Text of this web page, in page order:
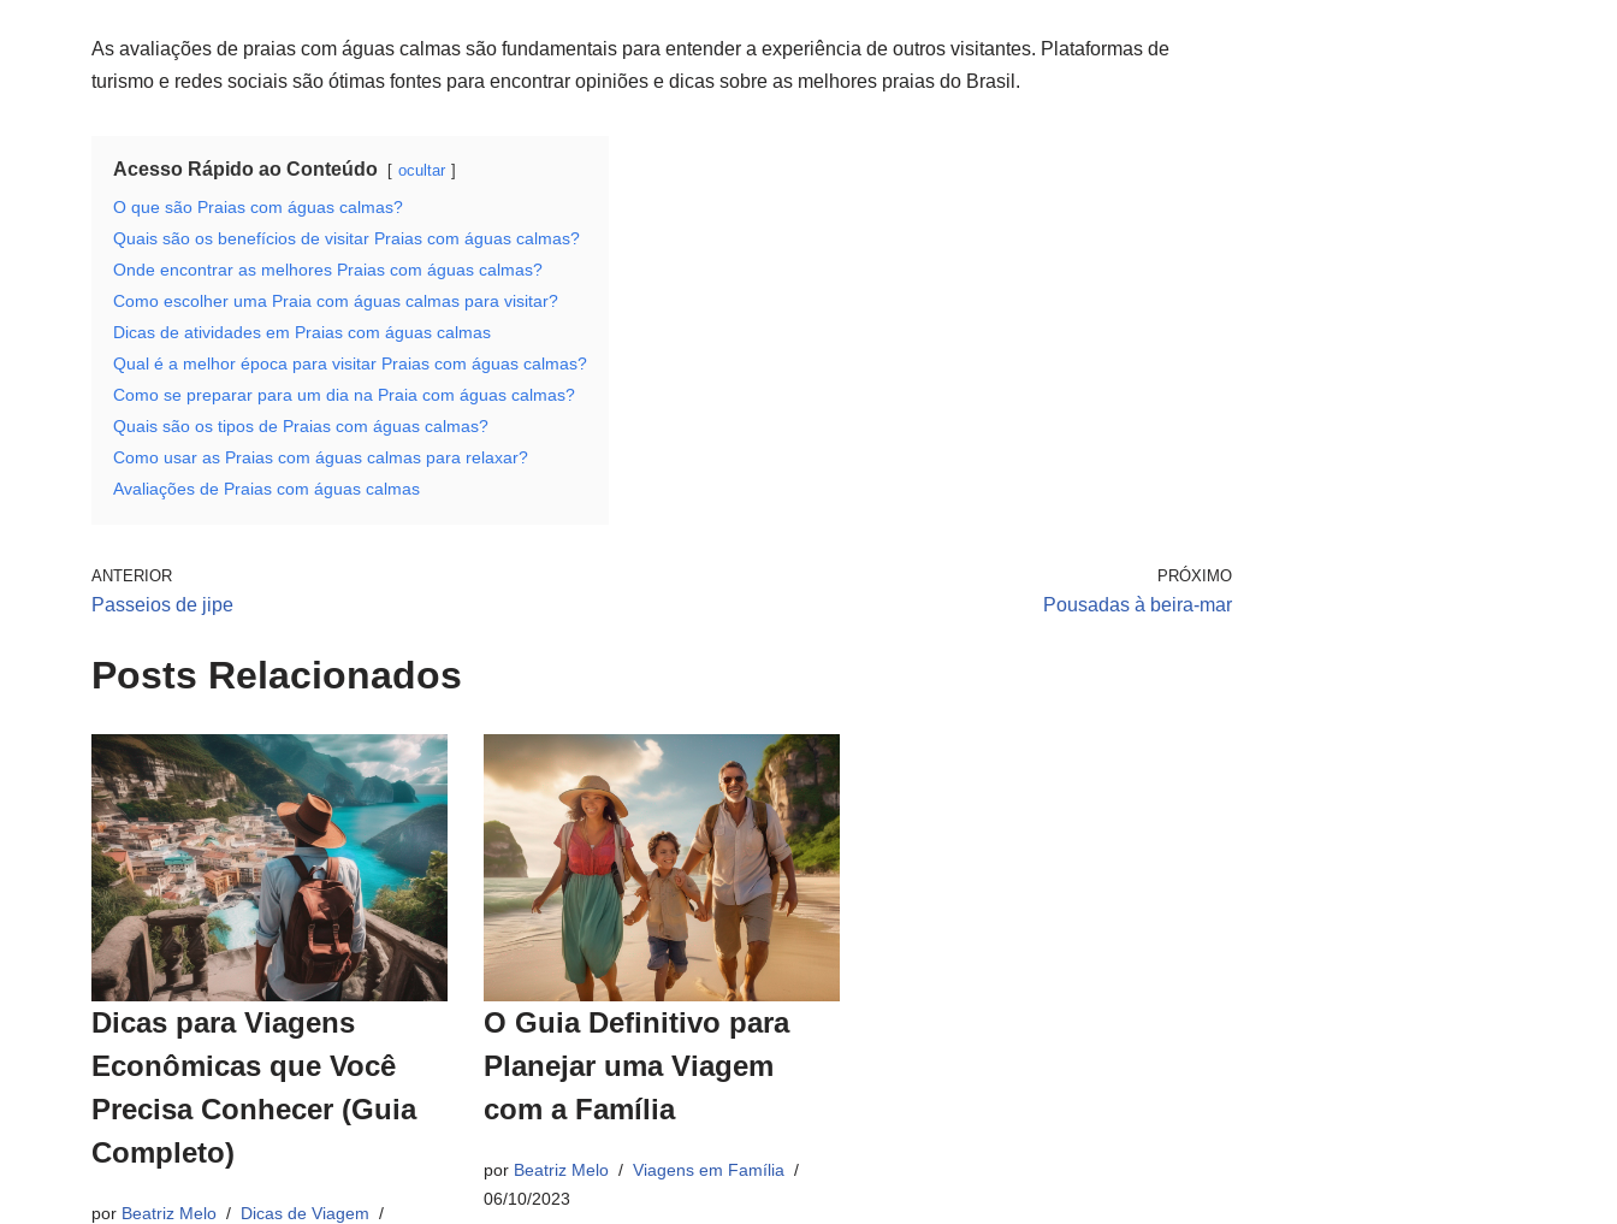
As avaliações de praias com águas calmas são fundamentais para entender a experiência de outros visitantes. Plataformas de
turismo e redes sociais são ótimas fontes para encontrar opiniões e dicas sobre as melhores praias do Brasil.
Acesso Rápido ao Conteúdo ocultar
O que são Praias com águas calmas?
Quais são os benefícios de visitar Praias com águas calmas?
Onde encontrar as melhores Praias com águas calmas?
Como escolher uma Praia com águas calmas para visitar?
Dicas de atividades em Praias com águas calmas
Qual é a melhor época para visitar Praias com águas calmas?
Como se preparar para um dia na Praia com águas calmas?
Quais são os tipos de Praias com águas calmas?
Como usar as Praias com águas calmas para relaxar?
Avaliações de Praias com águas calmas
ANTERIOR
Passeios de jipe
PRÓXIMO
Pousadas à beira-mar
Posts Relacionados
Dicas para Viagens
Econômicas que Você
Precisa Conhecer (Guia
Completo)
por Beatriz Melo Dicas de Viagem
O Guia Definitivo para
Planejar uma Viagem
com a Família
por Beatriz Melo
Viagens em Família
06/10/2023